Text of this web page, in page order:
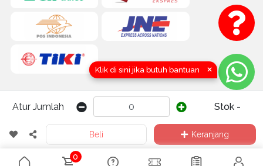
Klik di sini jika butuh bantuan ×
Atur Jumlah Stok -
Beli Keranjang
COPYRIGHT (C) 2016-2026 by TOKOQUICK.ID | CV. KARYA HIDUP
SENTOSA (QUICK TRAKTOR) Yogyakarta, Indonesia
0